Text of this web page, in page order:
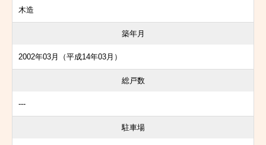
木造
築年月
2002年03月（平成14年03月）
総戸数
---
駐車場